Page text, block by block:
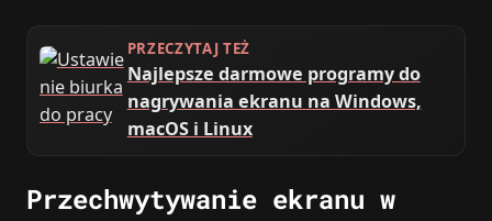
PRZECZYTAJ TEŻ
Najlepsze darmowe programy do
nagrywania ekranu na Windows,
macOS i Linux
Przechwytywanie ekranu w